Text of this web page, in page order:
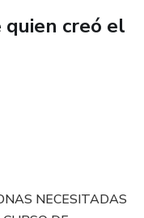
quien creó el
NECESITADAS